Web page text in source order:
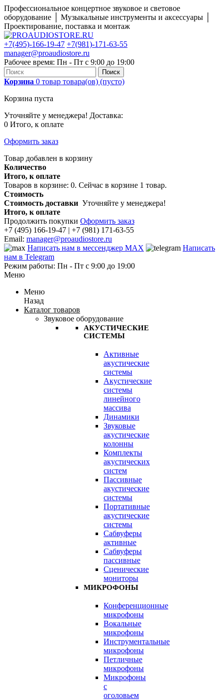
Профессиональное концертное звуковое и световое
оборудование │ Музыкальные инструменты и аксессуары │
Проектирование, поставка и монтаж
+7(495)-166-19-47 +7(981)-171-63-55
manager@proaudiostore.ru
Рабочее время: Пн - Пт с 9:00 до 19:00
Поиск
Корзина 0 товар товара(ов) (пусто)
Корзина пуста
Уточняйте у менеджера! Доставка:
0 Итого, к оплате
Оформить заказ
Товар добавлен в корзину
Количество
Итого, к оплате
Товаров в корзине: 0. Сейчас в корзине 1 товар.
Стоимость
Стоимость доставки Уточняйте у менеджера!
Итого, к оплате
Продолжить покупки Оформить заказ
+7 (495) 166-19-47 | +7 (981) 171-63-55
Email: manager@proaudiostore.ru
Написать нам в мессенджер MAX
Написать
нам в Telegram
Режим работы: Пн - Пт с 9:00 до 19:00
Меню
Меню
Назад
Каталог товаров
Звуковое оборудование
АКУСТИЧЕСКИЕ
СИСТЕМЫ
Активные
акустические
системы
Акустические
системы
линейного
массива
Динамики
Звуковые
акустические
колонны
Комплекты
акустических
систем
Пассивные
акустические
системы
Портативные
акустические
системы
Сабвуферы
активные
Сабвуферы
пассивные
Сценические
мониторы
МИКРОФОНЫ
Конференционные
микрофоны
Вокальные
микрофоны
Инструментальные
микрофоны
Петличные
микрофоны
Микрофоны
с
оголовьем